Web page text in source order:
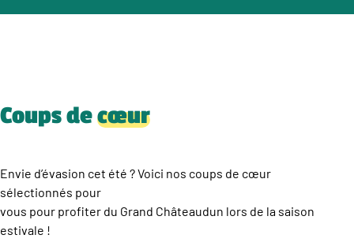
Coups decœur
Envie d’évasion cet été ? Voici nos coups de cœur
sélectionnés pour
vous pour profiter du Grand Châteaudun lors de la saison
estivale !